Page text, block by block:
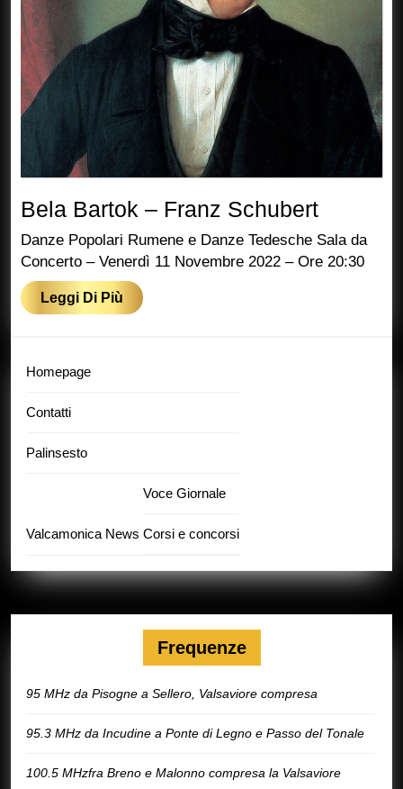
Bela Bartok – Franz SchubertBela
Bartok
–
Danze Popolari Rumene e Danze Tedesche Sala da
Concerto – Venerdì 11 Novembre 2022 – Ore 20:30
Leggi Di Più Leggi
Di
Homepage
Contatti
Palinsesto
Valcamonica News
Voce Giornale
Corsi e concorsi
Frequenze
95 MHz da Pisogne a Sellero, Valsaviore compresa
95.3 MHz da Incudine a Ponte di Legno e Passo del Tonale
100.5 MHzfra Breno e Malonno compresa la Valsaviore